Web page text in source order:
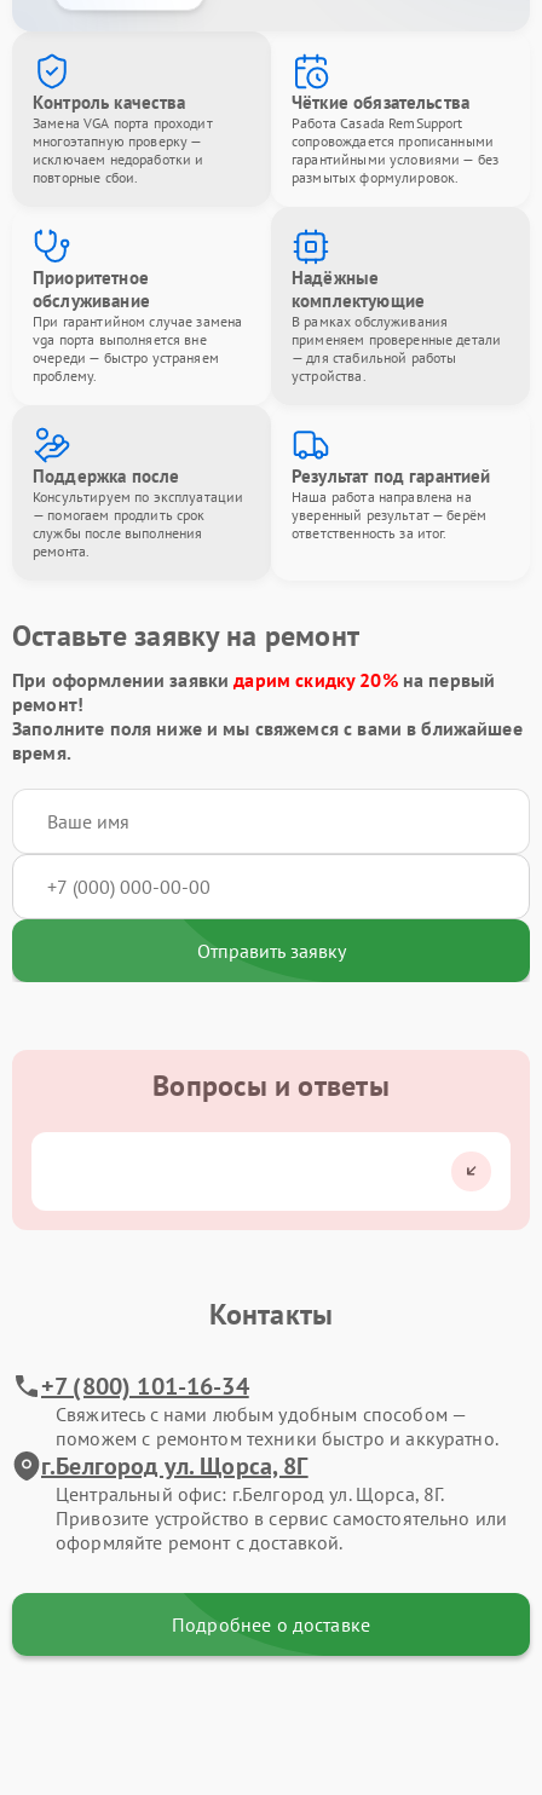
Контроль качества
Замена VGA порта проходит
многоэтапную проверку —
исключаем недоработки и
повторные сбои.
Чёткие обязательства
Работа Casada RemSupport
сопровождается прописанными
гарантийными условиями — без
размытых формулировок.
Приоритетное
обслуживание
При гарантийном случае замена
vga порта выполняется вне
очереди — быстро устраняем
проблему.
Надёжные
комплектующие
В рамках обслуживания
применяем проверенные детали
— для стабильной работы
устройства.
Поддержка после
Консультируем по эксплуатации
— помогаем продлить срок
службы после выполнения
ремонта.
Результат под гарантией
Наша работа направлена на
уверенный результат — берём
ответственность за итог.
Оставьте заявку на ремонт
При оформлении заявкидарим скидку 20%на первый
ремонт!
Заполните поля ниже и мы свяжемся с вами в ближайшее
время.
Отправить заявку
Вопросы и ответы
Контакты
+7 (800) 101-16-34
Свяжитесь с нами любым удобным способом —
поможем с ремонтом техники быстро и аккуратно.
г.Белгород ул. Щорса, 8Г
Центральный офис: г.Белгород ул. Щорса, 8Г.
Привозите устройство в сервис самостоятельно или
оформляйте ремонт с доставкой.
Подробнее о доставке